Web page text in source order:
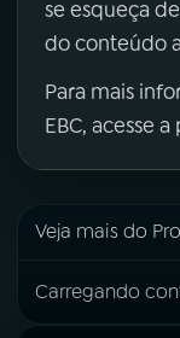
se esqueça
do conteúdo
Para mais
EBC, acesse
Veja mais do
Carregando